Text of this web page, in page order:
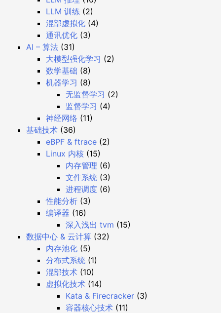
LLM 训练 (2)
混部虚拟化 (4)
通讯优化 (3)
AI – 算法 (31)
大模型强化学习 (2)
数学基础 (8)
机器学习 (8)
无监督学习 (2)
监督学习 (4)
神经网络 (11)
基础技术 (36)
eBPF & ftrace (2)
Linux 内核 (15)
内存管理 (6)
文件系统 (3)
进程调度 (6)
性能分析 (3)
编译器 (16)
深入浅出 tvm (15)
数据中心 & 云计算 (32)
内存池化 (5)
分布式系统 (1)
混部技术 (10)
虚拟化技术 (14)
Kata & Firecracker (3)
容器核心技术 (11)